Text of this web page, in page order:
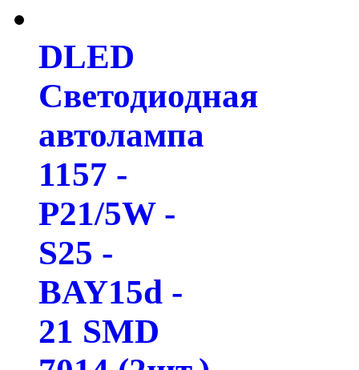
DLED
Светодиодная
автолампа
1157 -
P21/5W -
S25 -
BAY15d -
21 SMD